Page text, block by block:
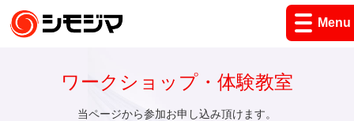
Menu
ワークショップ・体験教室
当ページから参加お申し込み頂けます。